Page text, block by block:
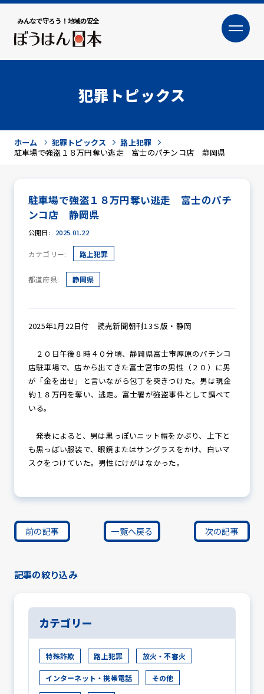
みんなで守ろう！地域の安全
大
犯罪トピックス
防犯活動ニュース
防犯パトロール
防犯セミナー
防犯協力会について
犯罪トピックス
ホーム 犯罪トピックス
路上犯罪
駐車場で強盗１８万円奪い逃走 富士のパチンコ店 静岡県
駐車場で強盗１８万円奪い逃走 富士のパチ
ンコ店 静岡県
公開日: 2025.01.22
カテゴリー: 路上犯罪
都道府県: 静岡県
2025年1月22日付 読売新聞朝刊13Ｓ版・静岡
２０日午後８時４０分頃、静岡県富士市厚原のパチンコ
店駐車場で、店から出てきた富士宮市の男性（２０）に男
が「金を出せ」と言いながら包丁を突きつけた。男は現金
約１８万円を奪い、逃走。富士署が強盗事件として調べて
いる。
発表によると、男は黒っぽいニット帽をかぶり、上下と
も黒っぽい服装で、眼鏡またはサングラスをかけ、白いマ
スクをつけていた。男性にけがはなかった。
前の記事 一覧へ戻る 次の記事
記事の絞り込み
カテゴリー
特殊詐欺 路上犯罪 放火・不審火
インターネット・携帯電話 その他